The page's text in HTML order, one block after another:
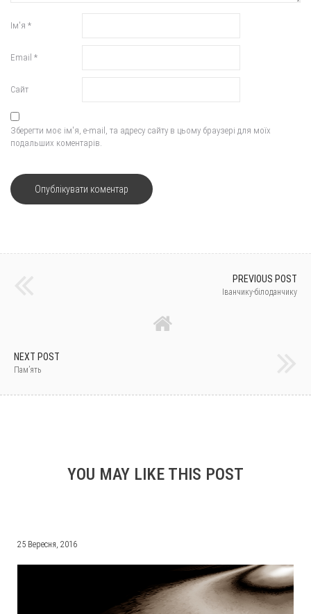
Ім'я *
Email *
Сайт
Зберегти моє ім'я, e-mail, та адресу сайту в цьому браузері для моїх
подальших коментарів.
PREVIOUS POST
Іванчику-білоданчику
NEXT POST
Пам’ять
YOU MAY LIKE THIS POST
25 Вересня, 2016